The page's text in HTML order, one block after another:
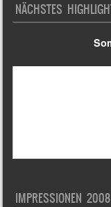
NÄCHSTES
IMPRESSIONEN